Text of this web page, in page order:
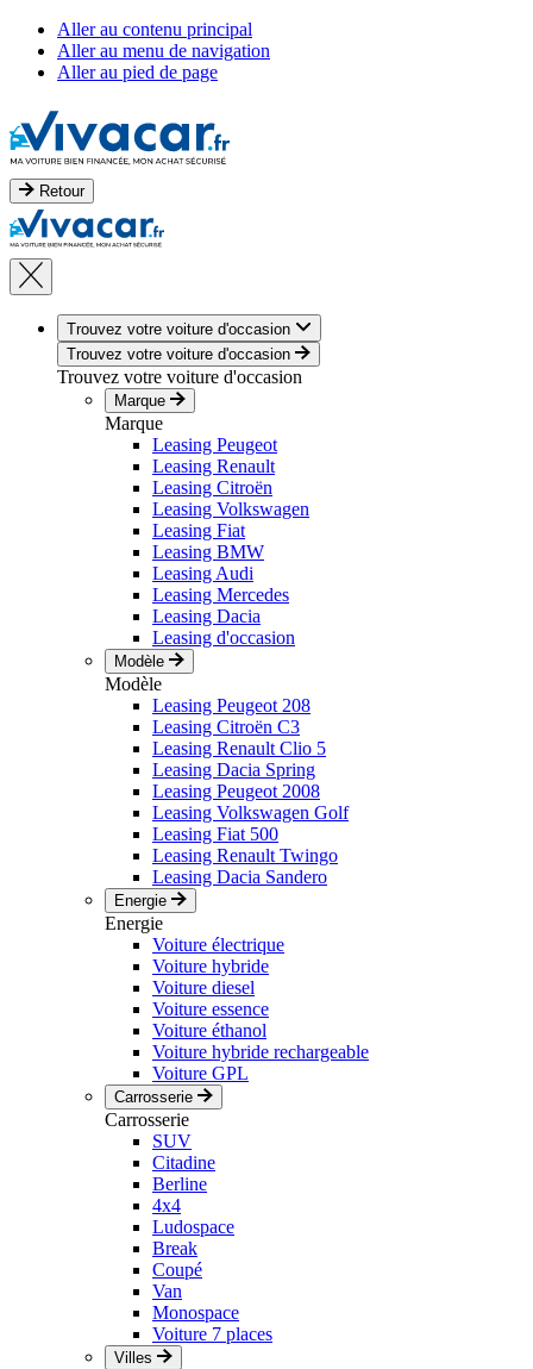
Aller au contenu principal
Aller au menu de navigation
Aller au pied de page
Retour
Trouvez votre voiture d'occasion
Trouvez votre voiture d'occasion
Trouvez votre voiture d'occasion
Marque
Marque
Leasing Peugeot
Leasing Renault
Leasing Citroën
Leasing Volkswagen
Leasing Fiat
Leasing BMW
Leasing Audi
Leasing Mercedes
Leasing Dacia
Leasing d'occasion
Modèle
Modèle
Leasing Peugeot 208
Leasing Citroën C3
Leasing Renault Clio 5
Leasing Dacia Spring
Leasing Peugeot 2008
Leasing Volkswagen Golf
Leasing Fiat 500
Leasing Renault Twingo
Leasing Dacia Sandero
Energie
Energie
Voiture électrique
Voiture hybride
Voiture diesel
Voiture essence
Voiture éthanol
Voiture hybride rechargeable
Voiture GPL
Carrosserie
Carrosserie
SUV
Citadine
Berline
4x4
Ludospace
Break
Coupé
Van
Monospace
Voiture 7 places
Villes